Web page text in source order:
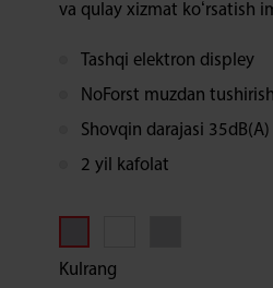
va qulay xizmat koʻrsatish
Tashqi elektron displey
NoForst muzdan
Shovqin darajasi 35dB(A)
2 yil kafolat
Kulrang